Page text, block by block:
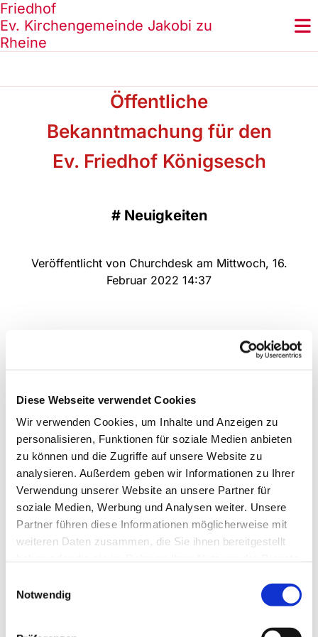
Diese Webseite verwendet Cookies
Wir verwenden Cookies, um Inhalte und Anzeigen zu
personalisieren, Funktionen für soziale Medien anbieten
zu können und die Zugriffe auf unsere Website zu
analysieren. Außerdem geben wir Informationen zu Ihrer
Verwendung unserer Website an unsere Partner für
soziale Medien, Werbung und Analysen weiter. Unsere
Partner führen diese Informationen möglicherweise mit
weiteren Daten zusammen, die Sie ihnen bereitgestellt
Notwendig
Friedhof
Ev. Kirchengemeinde Jakobi zu
Rheine
Öffentliche
Bekanntmachung für den
Ev. Friedhof Königsesch
# Neuigkeiten
Veröffentlicht von Churchdesk am Mittwoch, 16.
Februar 2022 14:37
© Ev. KG Jakobi zu Rheine
Öffentliche Bekanntmachung für den Ev.
Friedhof Königsesch
DasPresbyterium der Ev. Kirchengemeinde Jakobi
hat am 12.01.2022 eine Neufassung der
Friedhofsgebührensatzung für den Ev. Friedhof
Sitzungsdatum eine Änderung der